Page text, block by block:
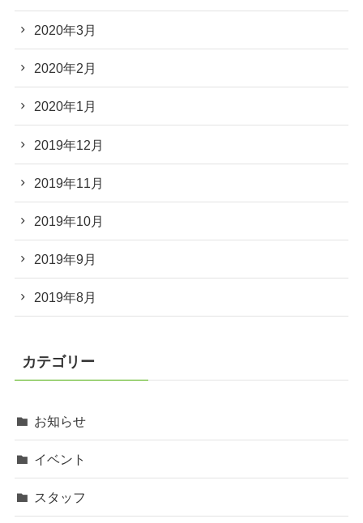
2020年3月
2020年2月
2020年1月
2019年12月
2019年11月
2019年10月
2019年9月
2019年8月
カテゴリー
お知らせ
イベント
スタッフ